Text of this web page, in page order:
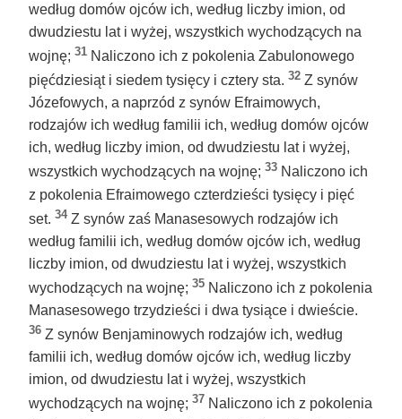
według domów ojców ich, według liczby imion, od
dwudziestu lat i wyżej, wszystkich wychodzących na
wojnę; 31 Naliczono ich z pokolenia Zabulonowego
pięćdziesiąt i siedem tysięcy i cztery sta. 32 Z synów
Józefowych, a naprzód z synów Efraimowych,
rodzajów ich według familii ich, według domów ojców
ich, według liczby imion, od dwudziestu lat i wyżej,
wszystkich wychodzących na wojnę; 33 Naliczono ich
z pokolenia Efraimowego czterdzieści tysięcy i pięć
set. 34 Z synów zaś Manasesowych rodzajów ich
według familii ich, według domów ojców ich, według
liczby imion, od dwudziestu lat i wyżej, wszystkich
wychodzących na wojnę; 35 Naliczono ich z pokolenia
Manasesowego trzydzieści i dwa tysiące i dwieście.
36 Z synów Benjaminowych rodzajów ich, według
familii ich, według domów ojców ich, według liczby
imion, od dwudziestu lat i wyżej, wszystkich
wychodzących na wojnę; 37 Naliczono ich z pokolenia